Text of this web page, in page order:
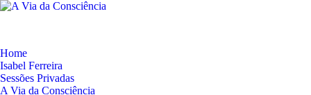
Home
Isabel Ferreira
Sessões Privadas
A Via da Consciência